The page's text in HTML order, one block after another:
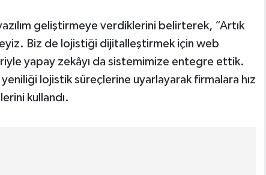
geliştirmeye verdiklerini belirterek, “Artık
Biz de lojistiği dijitalleştirmek için web
yapay zekâyı da sistemimize entegre ettik.
lojistik süreçlerine uyarlayarak firmalara hız
kullandı.